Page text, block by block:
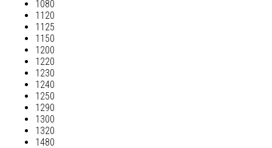
1080
1120
1125
1150
1200
1220
1230
1240
1250
1290
1300
1320
1480